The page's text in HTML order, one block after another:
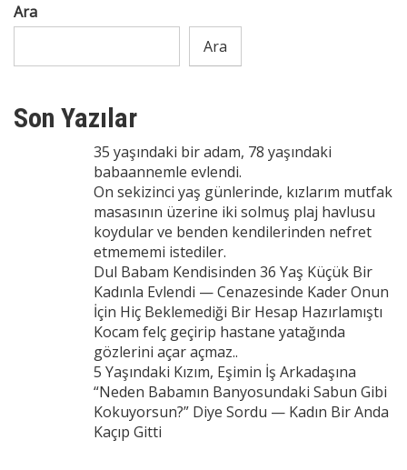
Ara
Ara
Son Yazılar
35 yaşındaki bir adam, 78 yaşındaki
babaannemle evlendi.
On sekizinci yaş günlerinde, kızlarım mutfak
masasının üzerine iki solmuş plaj havlusu
koydular ve benden kendilerinden nefret
etmememi istediler.
Dul Babam Kendisinden 36 Yaş Küçük Bir
Kadınla Evlendi — Cenazesinde Kader Onun
İçin Hiç Beklemediği Bir Hesap Hazırlamıştı
Kocam felç geçirip hastane yatağında
gözlerini açar açmaz..
5 Yaşındaki Kızım, Eşimin İş Arkadaşına
“Neden Babamın Banyosundaki Sabun Gibi
Kokuyorsun?” Diye Sordu — Kadın Bir Anda
Kaçıp Gitti